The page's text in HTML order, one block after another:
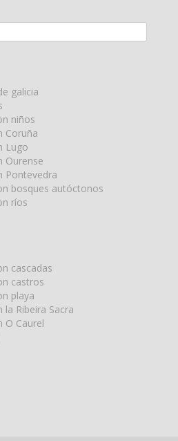
galicia
niños
Coruña
Lugo
Ourense
Pontevedra
bosques autóctonos
ríos
cascadas
castros
playa
la Ribeira Sacra
O Caurel